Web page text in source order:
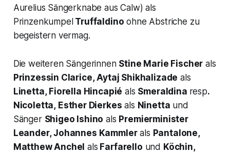
Aurelius Sängerknabe aus Calw) als
Prinzenkumpel Truffaldino ohne Abstriche zu
begeistern vermag.
Die weiteren Sängerinnen Stine Marie Fischer als
Prinzessin Clarice,Aytaj Shikhalizade als
Linetta,Fiorella Hincapié als Smeraldina resp.
Nicoletta, Esther Dierkes als Ninetta und
Sänger Shigeo Ishino als Premierminister
Leander,Johannes Kammlerals Pantalone,
Matthew Anchel als Farfarello und Köchin,